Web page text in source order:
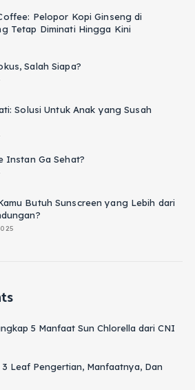
Pelopor Kopi Ginseng di
Tetap Diminati Hingga Kini
Salah Siapa?
Solusi Untuk Anak yang Susah
Instan Ga Sehat?
Butuh Sunscreen yang Lebih dari
5 Manfaat Sun Chlorella dari CNI
3 Leaf Pengertian, Manfaatnya, Dan